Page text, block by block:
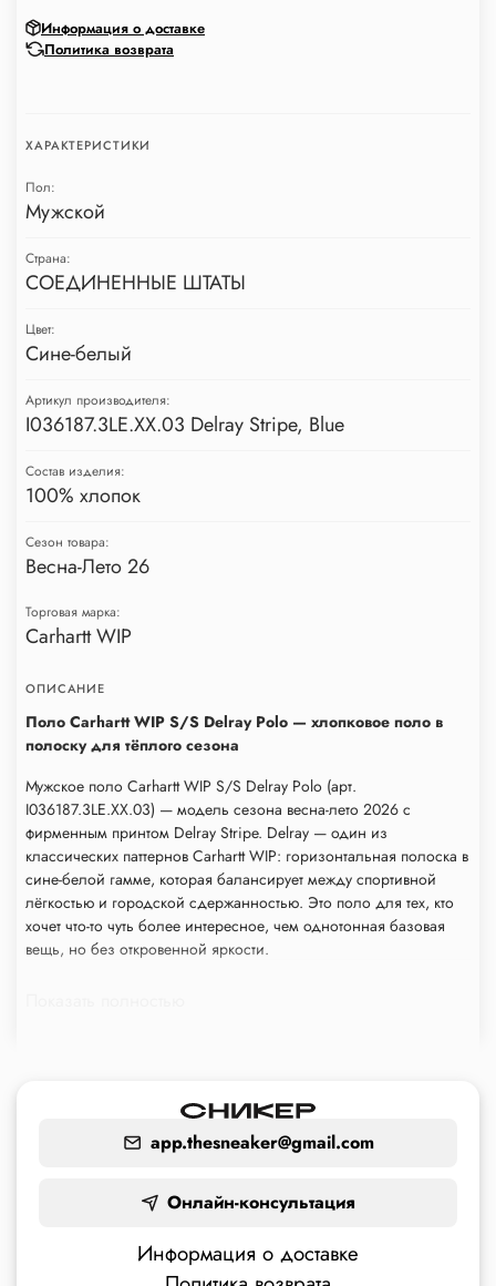
Информация о доставке
Политика возврата
ХАРАКТЕРИСТИКИ
Пол:
Мужской
Страна:
СОЕДИНЕННЫЕ ШТАТЫ
Цвет:
Сине-белый
Артикул производителя:
I036187.3LE.XX.03 Delray Stripe, Blue
Состав изделия:
100% хлопок
Сезон товара:
Весна-Лето 26
Торговая марка:
Carhartt WIP
ОПИСАНИЕ
Поло Carhartt WIP S/S Delray Polo — хлопковое поло в
полоску для тёплого сезона
Мужское поло Carhartt WIP S/S Delray Polo (арт.
I036187.3LE.XX.03) — модель сезона весна-лето 2026 с
фирменным принтом Delray Stripe. Delray — один из
классических паттернов Carhartt WIP: горизонтальная полоска в
сине-белой гамме, которая балансирует между спортивной
лёгкостью и городской сдержанностью. Это поло для тех, кто
хочет что-то чуть более интересное, чем однотонная базовая
вещь, но без откровенной яркости.
хорошо отводит тепло и остаётся опрятным даже после
Принт Delray Stripe в сине-белой гамме — свежее и лаконичное
без потери городской уместности. Классический воротник-
стойка с пуговичной планкой, короткий рукав и прямой крой —
app.thesneaker@gmail.com
Онлайн-консультация
Информация о доставке